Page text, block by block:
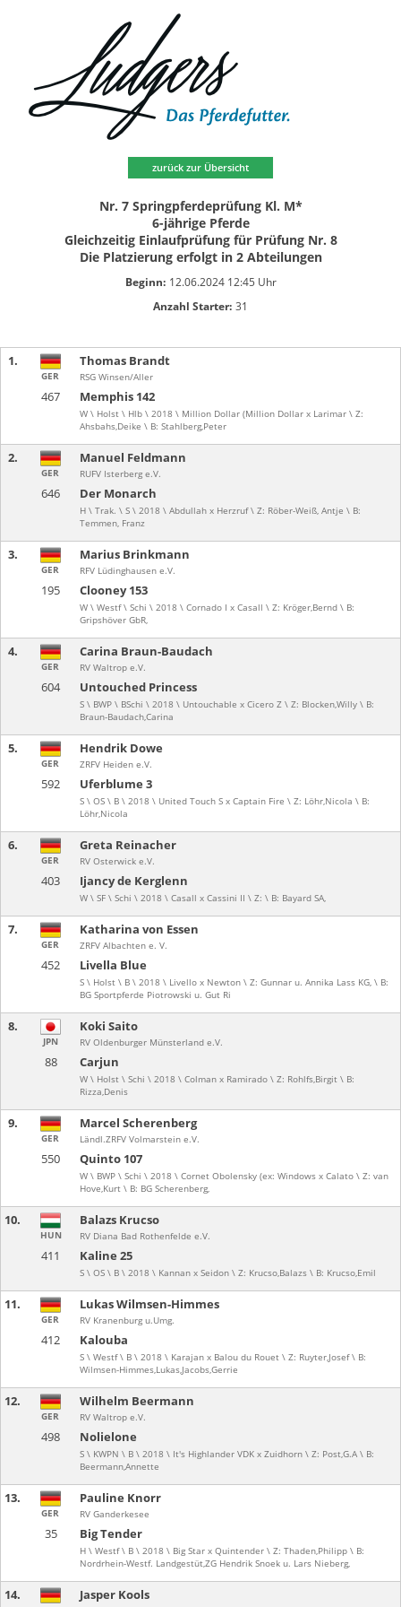
zurück zur Übersicht
Nr. 7 Springpferdeprüfung Kl. M*
6-jährige Pferde
Gleichzeitig Einlaufprüfung für Prüfung Nr. 8
Die Platzierung erfolgt in 2 Abteilungen
Beginn: 12.06.2024 12:45 Uhr
Anzahl Starter: 31
1.
467 Memphis 142
W \ Holst \ Hlb \ 2018 \ Million Dollar (Million Dollar x Larimar \ Z:
Ahsbahs,Deike \ B: Stahlberg,Peter
GER
Thomas Brandt
RSG Winsen/Aller
2.
646 Der Monarch
H \ Trak. \ S \ 2018 \ Abdullah x Herzruf \ Z: Röber-Weiß, Antje \ B:
Temmen, Franz
GER
Manuel Feldmann
RUFV Isterberg e.V.
3.
195 Clooney 153
W \ Westf \ Schi \ 2018 \ Cornado I x Casall \ Z: Kröger,Bernd \ B:
Gripshöver GbR,
GER
Marius Brinkmann
RFV Lüdinghausen e.V.
4.
604 Untouched Princess
S \ BWP \ BSchi \ 2018 \ Untouchable x Cicero Z \ Z: Blocken,Willy \ B:
Braun-Baudach,Carina
GER
Carina Braun-Baudach
RV Waltrop e.V.
5.
592 Uferblume 3
S \ OS \ B \ 2018 \ United Touch S x Captain Fire \ Z: Löhr,Nicola \ B:
Löhr,Nicola
GER
Hendrik Dowe
ZRFV Heiden e.V.
6.
403 Ijancy de Kerglenn
W \ SF \ Schi \ 2018 \ Casall x Cassini II \ Z: \ B: Bayard SA,
GER
Greta Reinacher
RV Osterwick e.V.
7.
452 Livella Blue
S \ Holst \ B \ 2018 \ Livello x Newton \ Z: Gunnar u. Annika Lass KG, \ B:
BG Sportpferde Piotrowski u. Gut Ri
GER
Katharina von Essen
ZRFV Albachten e. V.
8.
88 Carjun
W \ Holst \ Schi \ 2018 \ Colman x Ramirado \ Z: Rohlfs,Birgit \ B:
Rizza,Denis
JPN
Koki Saito
RV Oldenburger Münsterland e.V.
9.
550 Quinto 107
W \ BWP \ Schi \ 2018 \ Cornet Obolensky (ex: Windows x Calato \ Z: van
Hove,Kurt \ B: BG Scherenberg,
GER
Marcel Scherenberg
Ländl.ZRFV Volmarstein e.V.
10.
411 Kaline 25
S \ OS \ B \ 2018 \ Kannan x Seidon \ Z: Krucso,Balazs \ B: Krucso,Emil
HUN
Balazs Krucso
RV Diana Bad Rothenfelde e.V.
11.
412 Kalouba
S \ Westf \ B \ 2018 \ Karajan x Balou du Rouet \ Z: Ruyter,Josef \ B:
Wilmsen-Himmes,Lukas,Jacobs,Gerrie
GER
Lukas Wilmsen-Himmes
RV Kranenburg u.Umg.
12.
498 Nolielone
S \ KWPN \ B \ 2018 \ It's Highlander VDK x Zuidhorn \ Z: Post,G.A \ B:
Beermann,Annette
GER
Wilhelm Beermann
RV Waltrop e.V.
13.
35 Big Tender
H \ Westf \ B \ 2018 \ Big Star x Quintender \ Z: Thaden,Philipp \ B:
Nordrhein-Westf. Landgestüt,ZG Hendrik Snoek u. Lars Nieberg,
GER
Pauline Knorr
RV Ganderkesee
14. Jasper Kools